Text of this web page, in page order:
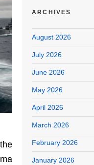
ARCHIVES
August 2026
July 2026
June 2026
May 2026
April 2026
March 2026
February 2026
January 2026